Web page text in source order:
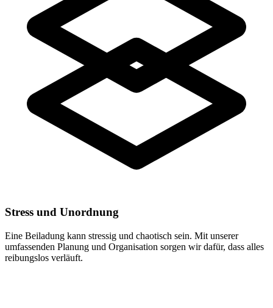
Stress und Unordnung
Eine Beiladung kann stressig und chaotisch sein. Mit unserer
umfassenden Planung und Organisation sorgen wir dafür, dass alles
reibungslos verläuft.